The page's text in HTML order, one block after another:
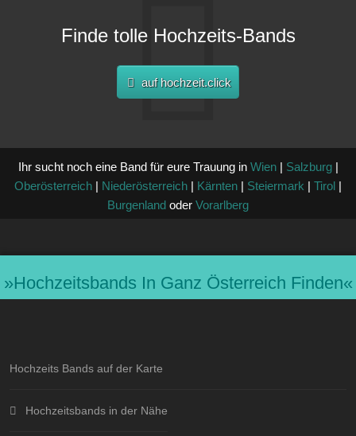
Finde tolle Hochzeits-Bands
auf hochzeit.click
Ihr sucht noch eine Band für eure Trauung in Wien| Salzburg|
Oberösterreich
Niederösterreich Kärnten Steiermark Tirol
Burgenland oder Vorarlberg
»hochzeitsbands In Ganz Österreich Finden«
Hochzeits Bands auf der Karte
Hochzeitsbands in der Nähe